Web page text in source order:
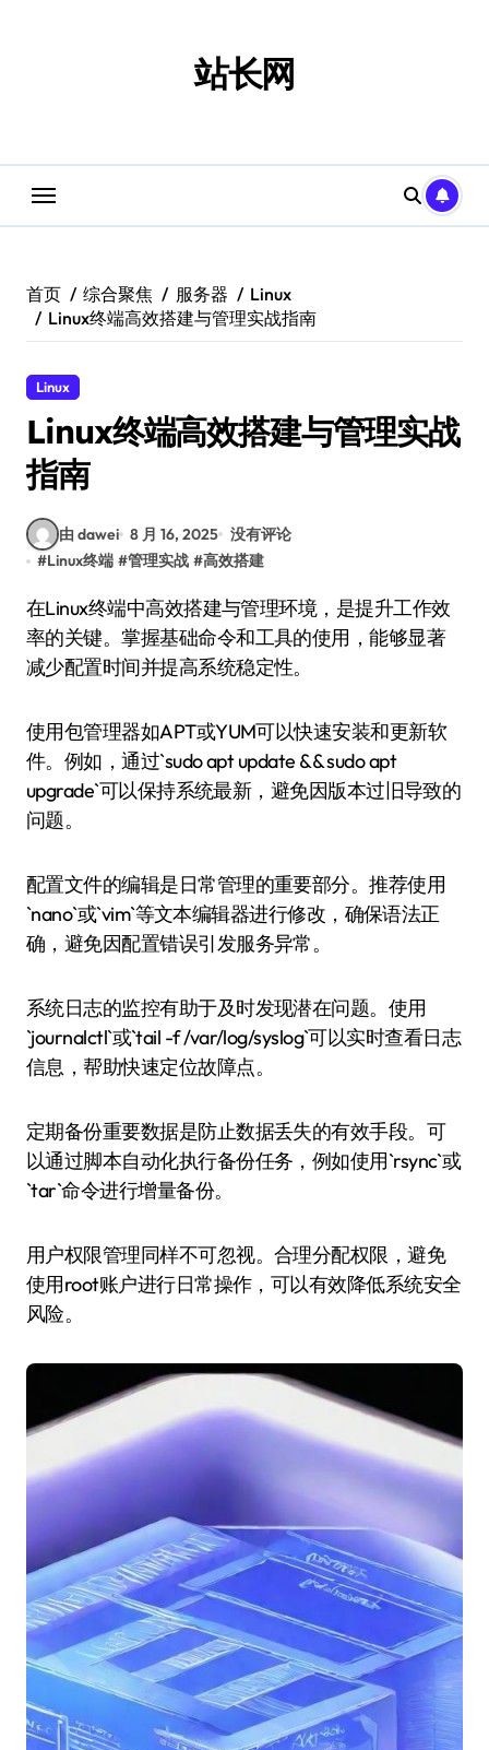
站长网
首页 综合聚焦 服务器
Linux
Linux终端高效搭建与管理实战指南
Linux
Linux终端高效搭建与管理实战
指南
由 dawei 8 月 16, 2025 没有评论
#Linux终端 #管理实战 #高效搭建
在Linux终端中高效搭建与管理环境，是提升工作效
率的关键。掌握基础命令和工具的使用，能够显著
减少配置时间并提高系统稳定性。
使用包管理器如APT或YUM可以快速安装和更新软
件。例如，通过`sudo apt update && sudo apt
upgrade`可以保持系统最新，避免因版本过旧导致的
问题。
配置文件的编辑是日常管理的重要部分。推荐使用
`nano`或`vim`等文本编辑器进行修改，确保语法正
确，避免因配置错误引发服务异常。
系统日志的监控有助于及时发现潜在问题。使用
`journalctl`或`tail -f /var/log/syslog`可以实时查看日志
信息，帮助快速定位故障点。
定期备份重要数据是防止数据丢失的有效手段。可
以通过脚本自动化执行备份任务，例如使用`rsync`或
`tar`命令进行增量备份。
用户权限管理同样不可忽视。合理分配权限，避免
使用root账户进行日常操作，可以有效降低系统安全
风险。